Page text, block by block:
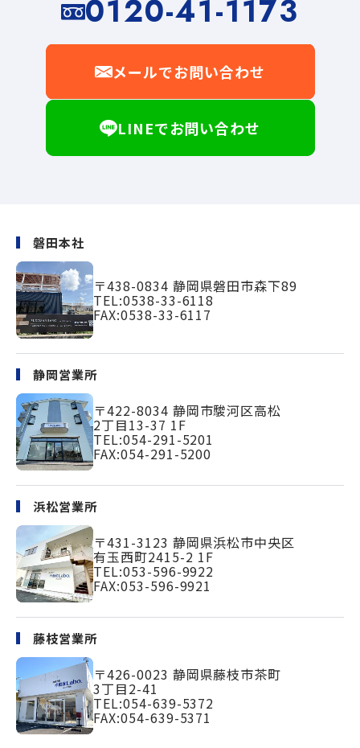
0120-41-1173
メールでお問い合わせ
LINEでお問い合わせ
磐田本社
〒438-0834 静岡県磐田市森下89
TEL:0538-33-6118
FAX:0538-33-6117
静岡営業所
〒422-8034 静岡市駿河区高松
2丁目13-37 1F
TEL:054-291-5201
FAX:054-291-5200
浜松営業所
〒431-3123 静岡県浜松市中央区
有玉西町2415-2 1F
TEL:053-596-9922
FAX:053-596-9921
藤枝営業所
〒426-0023 静岡県藤枝市茶町
3丁目2-41
TEL:054-639-5372
FAX:054-639-5371